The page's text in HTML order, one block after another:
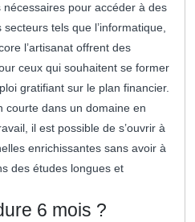
pour accéder à des
tels que l’informatique,
l’artisanat offrent des
ceux qui souhaitent se former
gratifiant sur le plan financier.
courte dans un domaine en
il est possible de s’ouvrir à
enrichissantes sans avoir à
des études longues et
6 mois ?